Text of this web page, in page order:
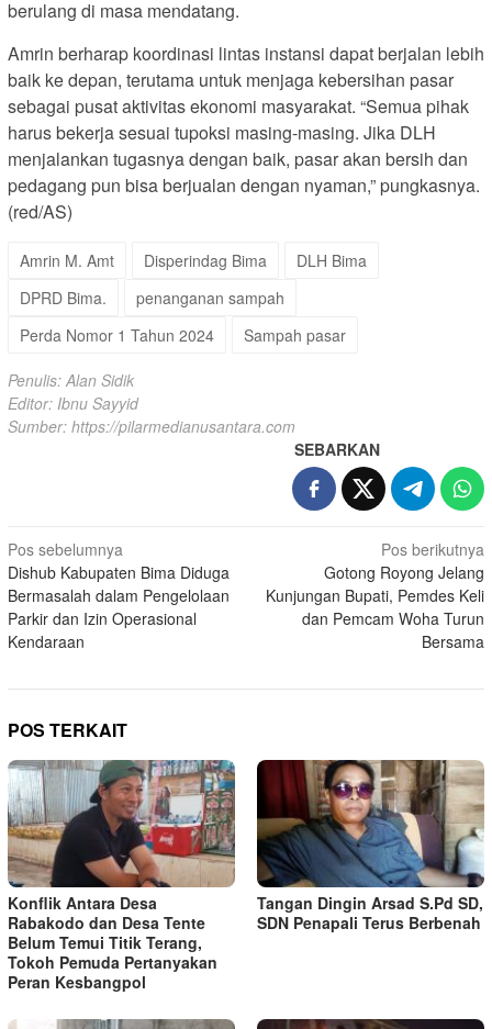
berulang di masa mendatang.
Amrin berharap koordinasi lintas instansi dapat berjalan lebih
baik ke depan, terutama untuk menjaga kebersihan pasar
sebagai pusat aktivitas ekonomi masyarakat. “Semua pihak
harus bekerja sesuai tupoksi masing-masing. Jika DLH
menjalankan tugasnya dengan baik, pasar akan bersih dan
pedagang pun bisa berjualan dengan nyaman,” pungkasnya.
(red/AS)
Amrin M. Amt Disperindag Bima
DLH Bima
DPRD Bima.
penanganan sampah
Perda Nomor 1 Tahun 2024
Sampah pasar
Penulis: Alan Sidik
Editor: Ibnu Sayyid
Sumber: https://pilarmedianusantara.com
SEBARKAN
Navigasi
pos
Pos sebelumnya
Dishub Kabupaten Bima Diduga
Bermasalah dalam Pengelolaan
Parkir dan Izin Operasional
Kendaraan
Pos berikutnya
Gotong Royong Jelang
Kunjungan Bupati, Pemdes Keli
dan Pemcam Woha Turun
Bersama
POS TERKAIT
Konflik Antara Desa
Rabakodo dan Desa Tente
Belum Temui Titik Terang,
Tokoh Pemuda Pertanyakan
Peran Kesbangpol
Tangan Dingin Arsad S.Pd SD,
SDN Penapali Terus Berbenah